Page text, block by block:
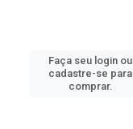
Faça seu login ou
cadastre-se para
comprar.